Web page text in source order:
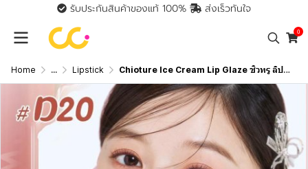
รับประกันสินค้าของแท้ 100% ส่งเร็วทันใจ
0
Home ... Lipstick Chioture Ice Cream Lip Glaze ชิวทรู ลิปไอติมเนื้อแมตต์ เนื้อเนียน นุ่มติดทน